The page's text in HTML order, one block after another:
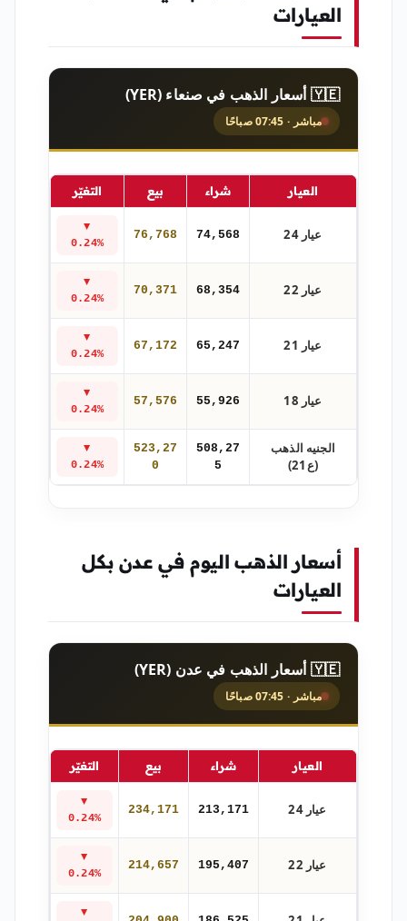
العيارات
🇾🇪 أسعار الذهب في صنعاء (YER)
مباشر · 07:45 صباحًا
العيار شراء بيع التغيّر
عيار 24 74,568
76,768
▼
0.24%
عيار 22 68,354
70,371
▼
0.24%
عيار 21 65,247
67,172
▼
0.24%
عيار 18 55,926
57,576
▼
0.24%
الجنيه الذهب
(ع21)
508,27
5
523,27
0
▼
0.24%
أسعار الذهب اليوم في عدن بكل
العيارات
🇾🇪 أسعار الذهب في عدن (YER)
مباشر · 07:45 صباحًا
العيار شراء بيع التغيّر
عيار 24 213,171
234,171
▼
0.24%
عيار 22 195,407
214,657
▼
0.24%
▼